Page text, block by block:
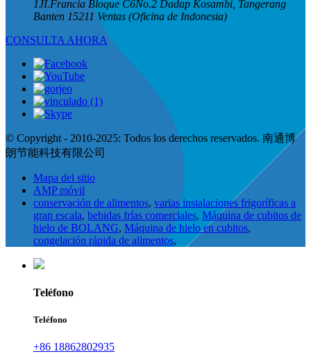
1JI.Francia Bloque C6No.2 Dadap Kosambi, Tangerang
Banten 15211 Ventas (Oficina de Indonesia)
CONSULTA AHORA
© Copyright - 2010-2025: Todos los derechos reservados. 南通博
朗节能科技有限公司
Mapa del sitio
AMP móvil
conservación de alimentos, varias instalaciones frigoríficas a
gran escala, bebidas frías comerciales, Máquina de cubitos de
hielo de BOLANG, Máquina de hielo en cubitos,
congelación rápida de alimentos,
Teléfono
Teléfono
+86 18862802935